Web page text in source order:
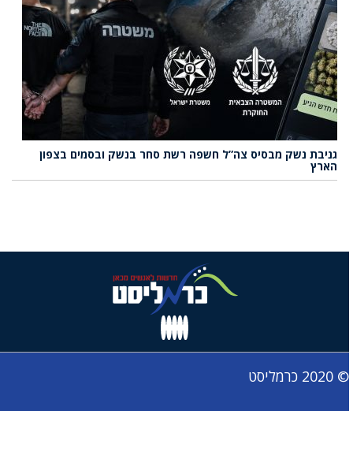
גניבת נשק מבסיס צה”ל חשפה רשת סחר בנשק ובסמים בצפון
הארץ
© 2020 כרמליסט